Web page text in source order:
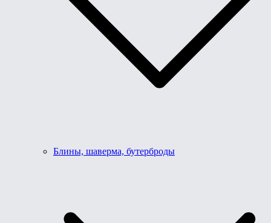
Блины, шаверма, бутерброды